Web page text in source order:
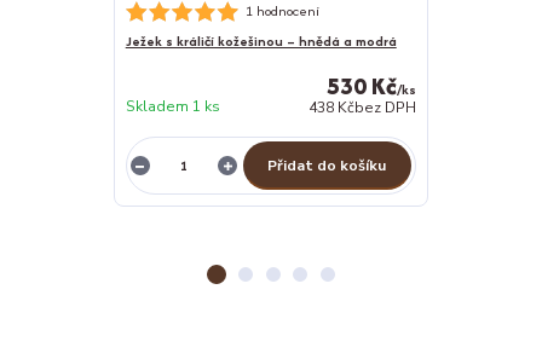
1 hodnocení
Ježek s králičí kožešinou – hnědá a modrá
530 Kč/ks
438 Kčbez DPH
Skladem 1 ks
Přidat do košíku